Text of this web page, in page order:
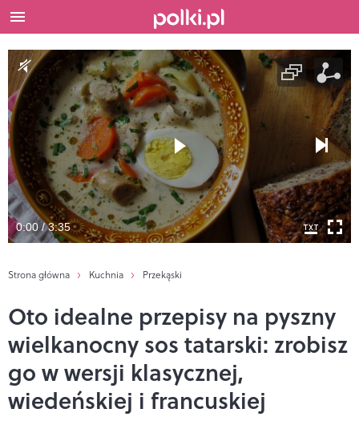
0:00 / 3:35
Strona główna Kuchnia Przekąski
Oto idealne przepisy na pyszny
wielkanocny sos tatarski: zrobisz
go w wersji klasycznej,
wiedeńskiej i francuskiej